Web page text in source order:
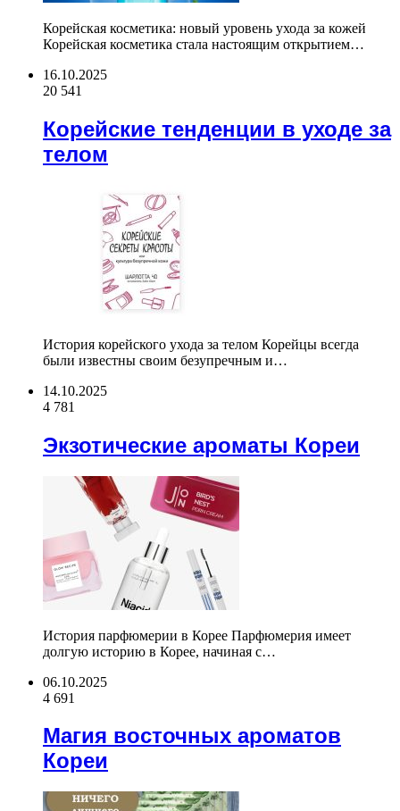
Корейская косметика: новый уровень ухода за кожей
Корейская косметика стала настоящим открытием…
16.10.2025
20 541
Корейские тенденции в уходе за
телом
История корейского ухода за телом Корейцы всегда
были известны своим безупречным и…
14.10.2025
4 781
Экзотические ароматы Кореи
История парфюмерии в Корее Парфюмерия имеет
долгую историю в Корее, начиная с…
06.10.2025
4 691
Магия восточных ароматов
Кореи